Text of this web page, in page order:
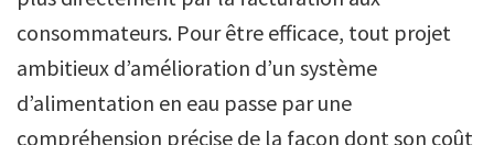
consommateurs. Pour être efficace, tout projet
ambitieux d’amélioration d’un système
d’alimentation en eau passe par une
compréhension précise de la façon dont son coût